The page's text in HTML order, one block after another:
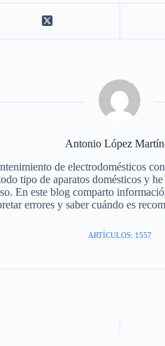
Antonio López
de electrodomésticos
tipo de aparatos domésticos y
En este blog comparto
errores y saber cuándo es
ARTÍCULOS: 1557